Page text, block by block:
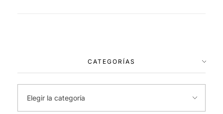
CATEGORÍAS